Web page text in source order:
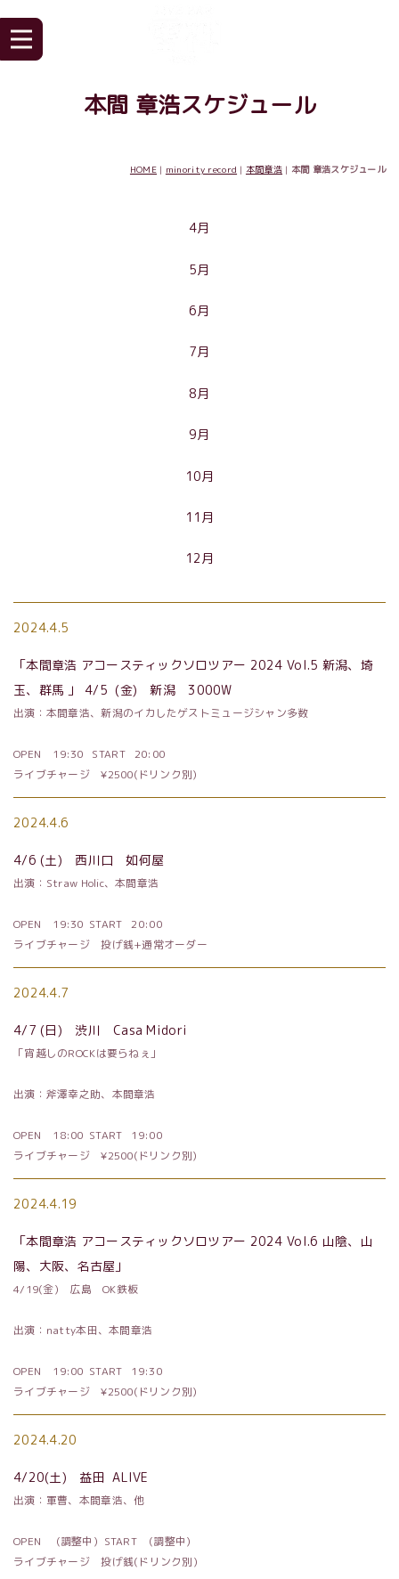
本間 章浩スケジュール
HOME | minority record | 本間章浩 | 本間 章浩スケジュール
4月
5月
6月
7月
8月
9月
10月
11月
12月
2024.4.5
「本間章浩 アコースティックソロツアー 2024 Vol.5 新潟、埼
玉、群馬 」
4/5 (金) 新潟3000W
出演：本間章浩、新潟のイカしたゲストミュージシャン多数
OPEN 19:30 START 20:00
ライブチャージ¥2500(ドリンク別)
2024.4.6
4/6(土) 西川口 如何屋
出演： Straw Holic、本間章浩
OPEN 19:30 START
20:00
ライブチャージ 投げ銭+通常オーダー
2024.4.7
4/7(日) 渋川Casa Midori
「宵越しのROCKは要らねぇ」
出演：斧澤幸之助、本間章浩
OPEN 18:00 START
19:00
ライブチャージ¥2500(ドリンク別)
2024.4.19
「本間章浩 アコースティックソロツアー 2024 Vol.6 山陰、山
陽、大阪、名古屋」
4/19(金) 広島OK鉄板
出演： natty本田、本間章浩
OPEN 19:00 START
19:30
ライブチャージ¥2500(ドリンク別)
2024.4.20
4/20(土) 益田 ALIVE
出演：軍曹、本間章浩、他
OPEN (調整中) START
(調整中)
ライブチャージ 投げ銭(ドリンク別)